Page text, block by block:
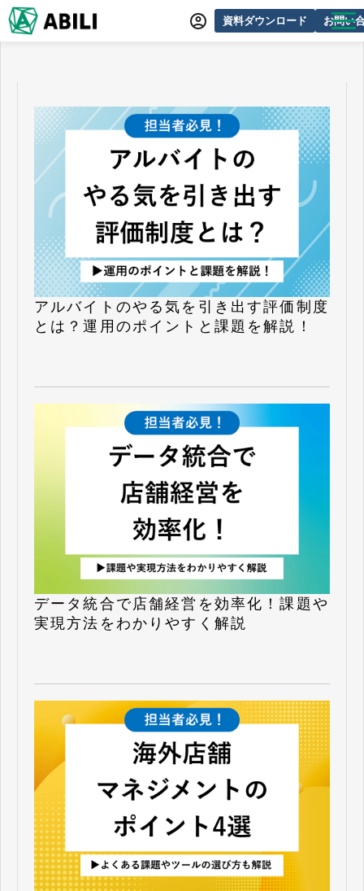
資料ダウンロード お問い
オンラインデモ
導入事例
動画制作事例
セミナー・イベント情報
よくあるご質問
アルバイトのやる気を引き出す評価制度
とは？運用のポイントと課題を解説！
データ統合で店舗経営を効率化！課題や
実現方法をわかりやすく解説